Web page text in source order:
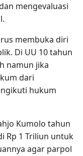
mengevaluasi
membuka diri
Di UU 10 tahun
namun jika
dari
hukum
Kumolo tahun
Rp 1 Triliun untuk
agar parpol